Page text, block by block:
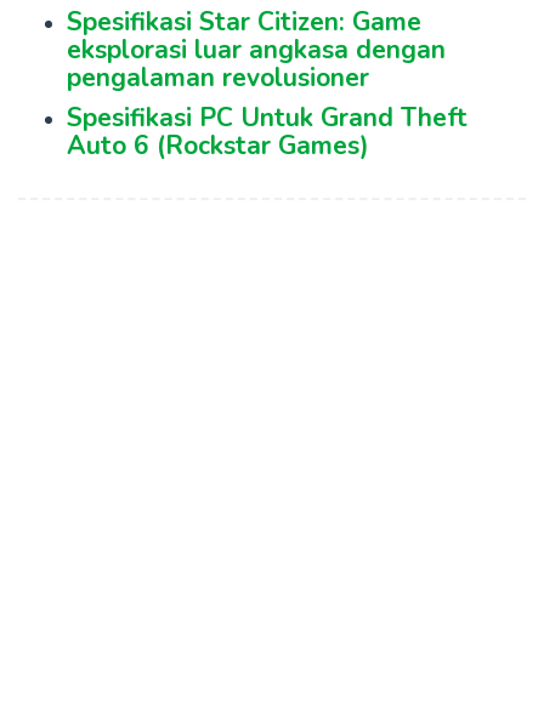
Spesifikasi Star Citizen: Game
eksplorasi luar angkasa dengan
pengalaman revolusioner
Spesifikasi PC Untuk Grand Theft
Auto 6 (Rockstar Games)